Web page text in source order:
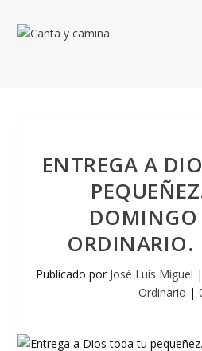
ENTREGA A
DOMINGO
ORDINARIO.
Publicado por José Luis Miguel |
Ordinario |